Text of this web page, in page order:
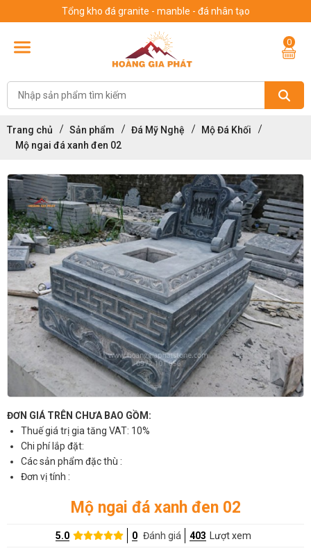
Tổng kho đá granite - manble - đá nhân tạo
0
Trang chủ Sản phẩm Đá Mỹ Nghệ
Mộ Đá Khối
Mộ ngai đá xanh đen 02
ĐƠN GIÁ TRÊN CHƯA BAO GỒM:
Thuế giá trị gia tăng VAT: 10%
Chi phí lắp đặt:
Các sản phẩm đặc thù :
Đơn vị tính :
Mộ ngai đá xanh đen 02
5.0 0 Đánh giá 403 Lượt xem